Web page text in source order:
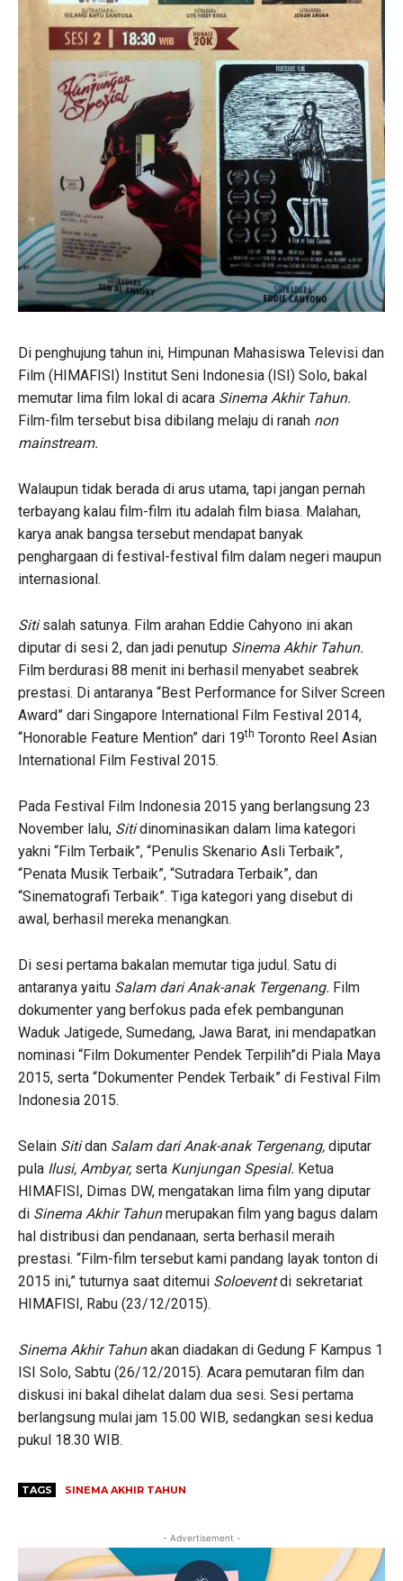
Di penghujung tahun ini, Himpunan Mahasiswa Televisi dan
Film (HIMAFISI) Institut Seni Indonesia (ISI) Solo, bakal
memutar lima film lokal di acara Sinema Akhir Tahun.
Film-film tersebut bisa dibilang melaju di ranah non
mainstream.
Walaupun tidak berada di arus utama, tapi jangan pernah
terbayang kalau film-film itu adalah film biasa. Malahan,
karya anak bangsa tersebut mendapat banyak
penghargaan di festival-festival film dalam negeri maupun
internasional.
Sitisalah satunya. Film arahan Eddie Cahyono ini akan
diputar di sesi 2, dan jadi penutup Sinema Akhir Tahun.
Film berdurasi 88 menit ini berhasil menyabet seabrek
prestasi. Di antaranya “Best Performance for Silver Screen
Award” dari Singapore International Film Festival 2014,
“Honorable Feature Mention” dari 19th Toronto Reel Asian
International Film Festival 2015.
Pada Festival Film Indonesia 2015 yang berlangsung 23
November lalu, Sitidinominasikan dalam lima kategori
yakni “Film Terbaik”, “Penulis Skenario Asli Terbaik”,
“Penata Musik Terbaik”, “Sutradara Terbaik”, dan
“Sinematografi Terbaik”. Tiga kategori yang disebut di
awal, berhasil mereka menangkan.
Di sesi pertama bakalan memutar tiga judul. Satu di
antaranya yaitu Salam dari Anak-anak Tergenang. Film
dokumenter yang berfokus pada efek pembangunan
Waduk Jatigede, Sumedang, Jawa Barat, ini mendapatkan
nominasi “Film Dokumenter Pendek Terpilih”di Piala Maya
2015, serta “Dokumenter Pendek Terbaik” di Festival Film
Indonesia 2015.
Selain Sitidan Salam dari Anak-anak Tergenang, diputar
pula Ilusi, Ambyar, serta Kunjungan Spesial. Ketua
HIMAFISI, Dimas DW, mengatakan lima film yang diputar
di Sinema Akhir Tahunmerupakan film yang bagus dalam
hal distribusi dan pendanaan, serta berhasil meraih
prestasi. “Film-film tersebut kami pandang layak tonton di
2015 ini,” tuturnya saat ditemui Soloeventdi sekretariat
HIMAFISI, Rabu (23/12/2015).
Sinema Akhir Tahunakan diadakan di Gedung F Kampus 1
ISI Solo, Sabtu (26/12/2015). Acara pemutaran film dan
diskusi ini bakal dihelat dalam dua sesi. Sesi pertama
berlangsung mulai jam 15.00 WIB, sedangkan sesi kedua
pukul 18.30 WIB.
TAGS SINEMA AKHIR TAHUN
- Advertisement -